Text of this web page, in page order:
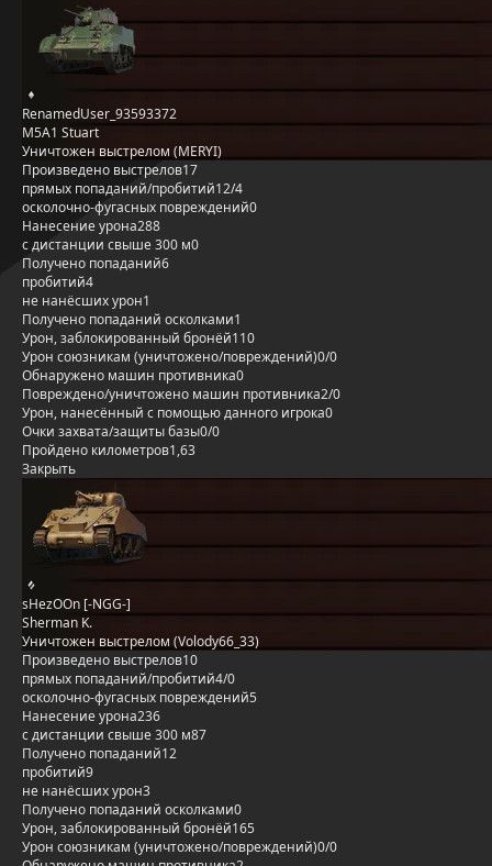
RenamedUser_93593372
M5A1 Stuart
Уничтожен выстрелом (MERYI)
Произведено выстрелов17
прямых попаданий/пробитий12/4
осколочно-фугасных повреждений0
Нанесение урона288
с дистанции свыше 300 м0
Получено попаданий6
пробитий4
не нанёсших урон1
Получено попаданий осколками1
Урон, заблокированный бронёй110
Урон союзникам (уничтожено/повреждений)0/0
Обнаружено машин противника0
Повреждено/уничтожено машин противника2/0
Урон, нанесённый с помощью данного игрока0
Очки захвата/защиты базы0/0
Пройдено километров1,63
Закрыть
sHezOOn [-NGG-]
Sherman K.
Уничтожен выстрелом (Volody66_33)
Произведено выстрелов10
прямых попаданий/пробитий4/0
осколочно-фугасных повреждений5
Нанесение урона236
с дистанции свыше 300 м87
Получено попаданий12
пробитий9
не нанёсших урон3
Получено попаданий осколками0
Урон, заблокированный бронёй165
Урон союзникам (уничтожено/повреждений)0/0